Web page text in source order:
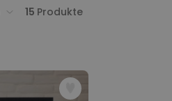
15 Produkte